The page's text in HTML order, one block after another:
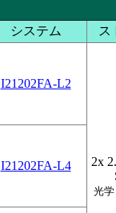
システム ス
I21202FA-L2
2x
光
I21202FA-L4